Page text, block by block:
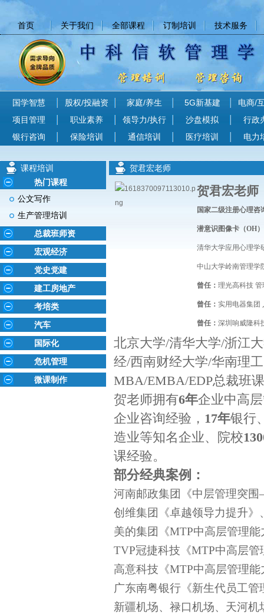
首页 关于我们 全部课程 订制培训 技术服务
国学智慧 股权/投融资 家庭/养生 5G新基建
电商/
项目管理
职业素养 领导力/执行 沙盘模拟
行政
银行咨询
保险培训 通信培训 医疗培训 电力
课程培训
热门课程
公文写作
生产管理培训
总裁班师资
宏观经济
党史党建
建工房地产
考培类
汽车
国际化
危机管理
微课制作
贺君宏老师
贺君宏老师
国家二级注册心理咨
潜意识图像卡（OH
清华大学应用心理学
中山大学岭南管理学
曾任： 理光高科技 管
曾任： 实用电器集团
曾任： 深圳响威隆科
北京大学/清华大学/浙江
经/西南财经大学/华南理
MBA/EMBA/EDP总裁班
贺老师拥有6年企业中高
企业咨询经验， 17年银行
造业等知名企业、院校13
课经验。
部分经典案例：
河南邮政集团《中层管理突
创维集团《卓越领导力提升
美的集团《MTP中高层管理能
TVP冠捷科技《MTP中高层管
高意科技《MTP中高层管理
广东南粤银行《新生代员工管
新疆机场、禄口机场、天河